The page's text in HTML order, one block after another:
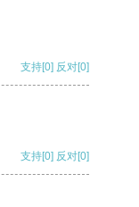
支持[0] 反对[0]
支持[0] 反对[0]